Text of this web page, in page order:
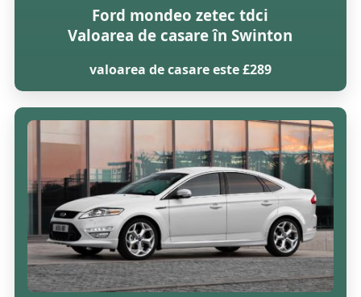
Ford mondeo zetec tdci
Valoarea de casare în Swinton
valoarea de casare este £289